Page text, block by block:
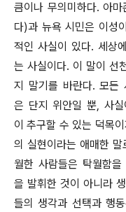
큼이나 무의미하다. 아
다)과 뉴욕 시민은 이성
적인 사실이 있다. 세상
는 사실이다. 이 말이 선
지 말기를 바란다. 모든
은 단지 위안일 뿐, 사
이 추구할 수 있는 덕목
의 실현이라는 애매한
월한 사람들은 탁월함
을 발휘한 것이 아니라
들의 생각과 선택과 행